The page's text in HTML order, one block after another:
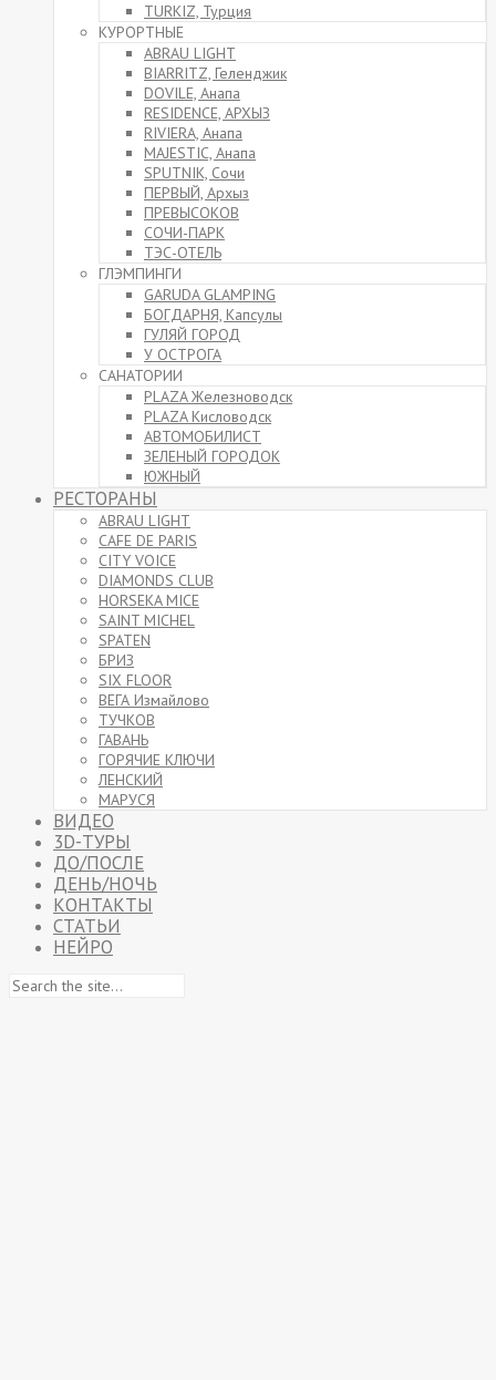
TURKIZ, Турция
КУРОРТНЫЕ
ABRAU LIGHT
BIARRITZ, Геленджик
DOVILE, Анапа
RESIDENCE, АРХЫЗ
RIVIERA, Анапа
MAJESTIC, Анапа
SPUTNIK, Сочи
ПЕРВЫЙ, Архыз
ПРЕВЫСОКОВ
СОЧИ-ПАРК
ТЭС-ОТЕЛЬ
ГЛЭМПИНГИ
GARUDA GLAMPING
БОГДАРНЯ, Капсулы
ГУЛЯЙ ГОРОД
У ОСТРОГА
САНАТОРИИ
PLAZA Железноводск
PLAZA Кисловодск
АВТОМОБИЛИСТ
ЗЕЛЕНЫЙ ГОРОДОК
ЮЖНЫЙ
РЕСТОРАНЫ
ABRAU LIGHT
CAFE DE PARIS
CITY VOICE
DIAMONDS CLUB
HORSEKA MICE
SAINT MICHEL
SPATEN
БРИЗ
SIX FLOOR
ВЕГА Измайлово
ТУЧКОВ
ГАВАНЬ
ГОРЯЧИЕ КЛЮЧИ
ЛЕНСКИЙ
МАРУСЯ
ВИДЕО
3D-ТУРЫ
ДО/ПОСЛЕ
ДЕНЬ/НОЧЬ
КОНТАКТЫ
СТАТЬИ
НЕЙРО